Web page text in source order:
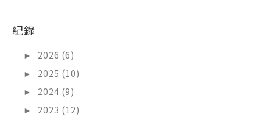
紀錄
►
2026 (6)
►
2025 (10)
►
2024 (9)
►
2023 (12)